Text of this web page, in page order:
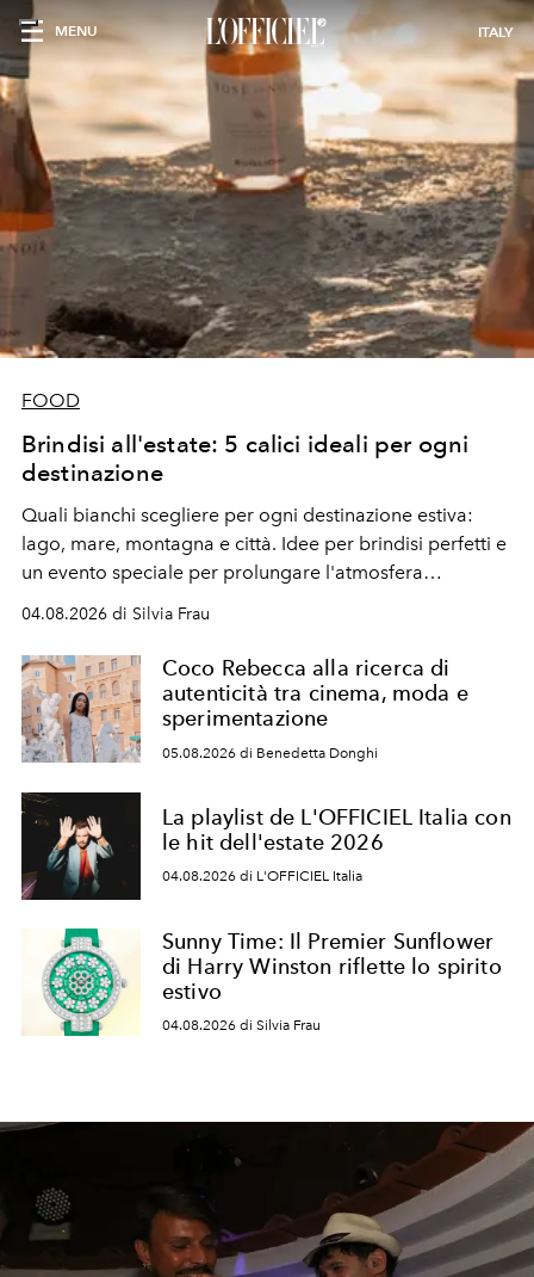
MENU ITALY
FOOD
Brindisi all'estate: 5 calici ideali per ogni
destinazione
Quali bianchi scegliere per ogni destinazione estiva:
lago, mare, montagna e città. Idee per brindisi perfetti e
un evento speciale per prolungare l'atmosfera
04.08.2026 di Silvia Frau
Coco Rebecca alla ricerca di
autenticità tra cinema, moda e
sperimentazione
05.08.2026 di Benedetta Donghi
La playlist de L'OFFICIEL Italia con
le hit dell'estate 2026
04.08.2026 di L'OFFICIEL Italia
Sunny Time: Il Premier Sunflower
di Harry Winston riflette lo spirito
estivo
04.08.2026 di Silvia Frau